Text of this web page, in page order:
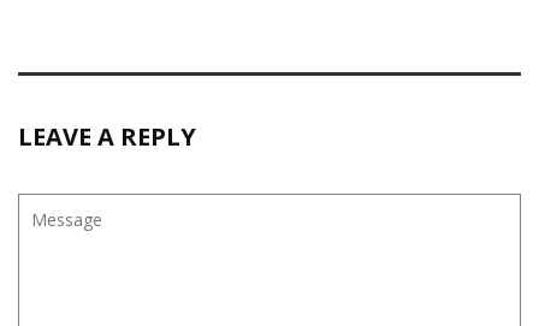
LEAVE A REPLY